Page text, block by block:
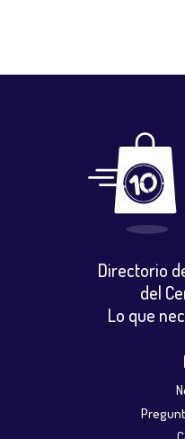
Directorio
del
Lo que